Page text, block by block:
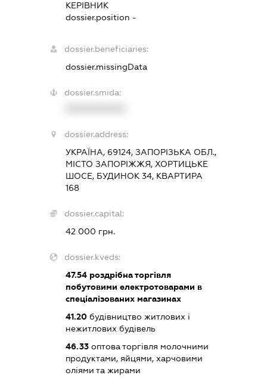
КЕРІВНИК
dossier.position -
dossier.beneficiaries:
dossier.missingData
dossier.smida:
dossier.address:
УКРАЇНА, 69124, ЗАПОРІЗЬКА ОБЛ.,
МІСТО ЗАПОРІЖЖЯ, ХОРТИЦЬКЕ
ШОСЕ, БУДИНОК 34, КВАРТИРА
168
dossier.capital:
42 000 грн.
dossier.kveds:
47.54 роздрібна торгівля
побутовими електротоварами в
спеціалізованих магазинах
41.20 будівництво житлових і
нежитлових будівель
46.33 оптова торгівля молочними
продуктами, яйцями, харчовими
оліями та жирами